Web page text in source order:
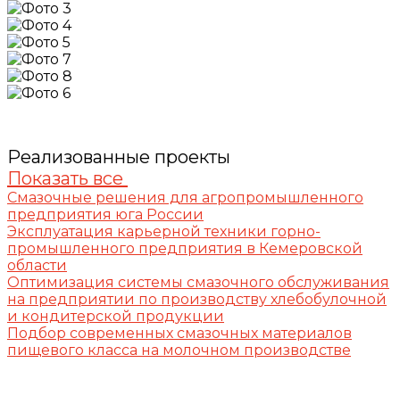
Реализованные проекты
Показать все
Смазочные решения для агропромышленного
предприятия юга России
Эксплуатация карьерной техники горно-
промышленного предприятия в Кемеровской
области
Оптимизация системы смазочного обслуживания
на предприятии по производству хлебобулочной
и кондитерской продукции
Подбор современных смазочных материалов
пищевого класса на молочном производстве